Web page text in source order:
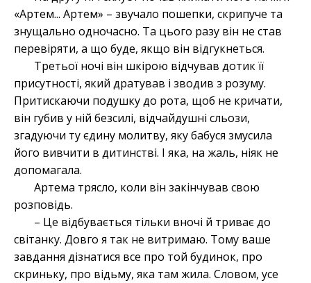
«Артем... Артем» – звучало пошепки, скрипуче та
знущально одночасно. Та цього разу він не став
перевіряти, а що буде, якщо він відгукнеться.
Третьої ночі він шкірою відчував дотик її
присутності, який дратував і зводив з розуму.
Притискаючи подушку до рота, щоб не кричати,
він губив у ній безсилі, відчайдушні сльози,
згадуючи ту єдину молитву, яку бабуся змусила
його вивчити в дитинстві. І яка, на жаль, ніяк не
допомагала.
Артема трясло, коли він закінчував свою
розповідь.
– Це відбувається тільки вночі й триває до
світанку. Довго я так не витримаю. Тому ваше
завдання дізнатися все про той будинок, про
скриньку, про відьму, яка там жила. Словом, усе